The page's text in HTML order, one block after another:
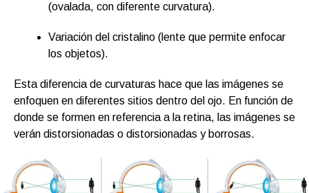
(ovalada, con diferente curvatura).
Variación del cristalino (lente que permite enfocar
los objetos).
Esta diferencia de curvaturas hace que las imágenes se
enfoquen en diferentes sitios dentro del ojo. En función de
donde se formen en referencia a la retina, las imágenes se
verán distorsionadas o distorsionadas y borrosas.